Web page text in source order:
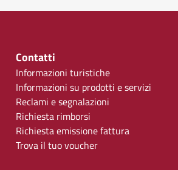
Contatti
Informazioni turistiche
Informazioni su prodotti e servizi
Reclami e segnalazioni
Richiesta rimborsi
Richiesta emissione fattura
Trova il tuo voucher